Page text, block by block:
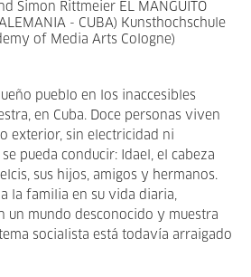
Simon Rittmeier EL MANGUITO
- CUBA) Kunsthochschule
of Media Arts Cologne)
pueblo en los inaccesibles
en Cuba. Doce personas viven
exterior, sin electricidad ni
pueda conducir: Idael, el cabeza
sus hijos, amigos y hermanos.
la familia en su vida diaria,
un mundo desconocido y muestra
socialista está todavía arraigado